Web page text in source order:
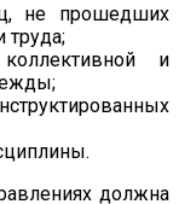
не прошедших
труда;
и
должна